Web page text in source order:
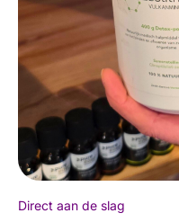
Direct aan de slag